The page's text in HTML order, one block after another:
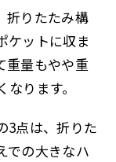
折りたたみ構
ケットに収ま
重量もやや重
ります。
3点は、折りた
での大きなハ